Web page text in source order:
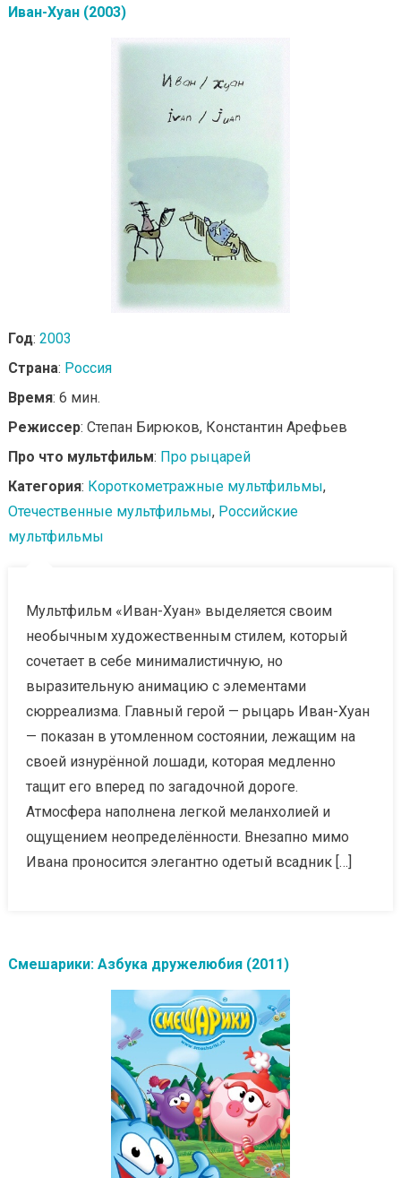
Иван-Хуан (2003)
Год: 2003
Страна: Россия
Время: 6 мин.
Режиссер: Степан Бирюков, Константин Арефьев
Про что мультфильм: Про рыцарей
Категория: Короткометражные мультфильмы,
Отечественные мультфильмы, Российские
мультфильмы
Мультфильм «Иван-Хуан» выделяется своим
необычным художественным стилем, который
сочетает в себе минималистичную, но
выразительную анимацию с элементами
сюрреализма. Главный герой — рыцарь Иван-Хуан
— показан в утомленном состоянии, лежащим на
своей изнурённой лошади, которая медленно
тащит его вперед по загадочной дороге.
Атмосфера наполнена легкой меланхолией и
ощущением неопределённости. Внезапно мимо
Ивана проносится элегантно одетый всадник […]
Смешарики: Азбука дружелюбия (2011)